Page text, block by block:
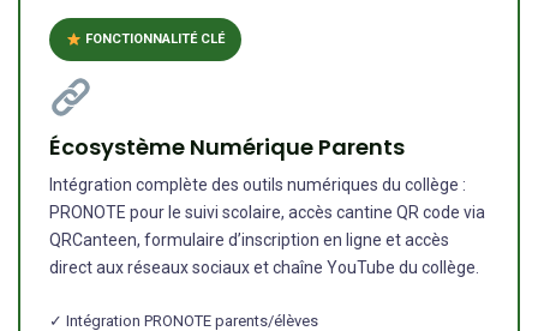
FONCTIONNALITÉ CLÉ
Écosystème Numérique Parents
Intégration complète des outils numériques du collège :
PRONOTE pour le suivi scolaire, accès cantine QR code via
QRCanteen, formulaire d’inscription en ligne et accès
direct aux réseaux sociaux et chaîne YouTube du collège.
✓ Intégration PRONOTE parents/élèves